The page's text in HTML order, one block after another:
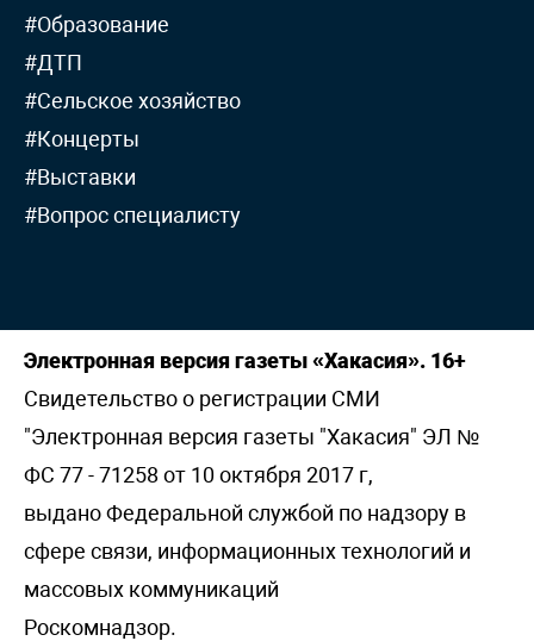
#Образование
#ДТП
#Сельское хозяйство
#Концерты
#Выставки
#Вопрос специалисту
Электронная версия газеты «Хакасия». 16+
Свидетельство о регистрации СМИ
"Электронная версия газеты "Хакасия" ЭЛ №
ФС 77 - 71258 от 10 октября 2017 г,
выдано Федеральной службой по надзору в
сфере связи, информационных технологий и
массовых коммуникаций
Роскомнадзор.